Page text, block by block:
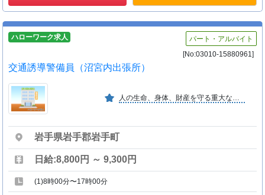
ハローワーク求人
パート・アルバイト
[No:03010-15880961]
交通誘導警備員（沼宮内出張所）
人の生命、身体、財産を守る重大な使命を有する業務の中で教育の徹底により、信頼を保持し社会の安全を守っている。
岩手県岩手郡岩手町
日給:8,800円 ～ 9,300円
(1)8時00分〜17時00分